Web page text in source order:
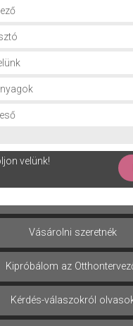
velünk!
Vásárolni szeretnék
Kipróbálom az
Kérdés-válaszokról